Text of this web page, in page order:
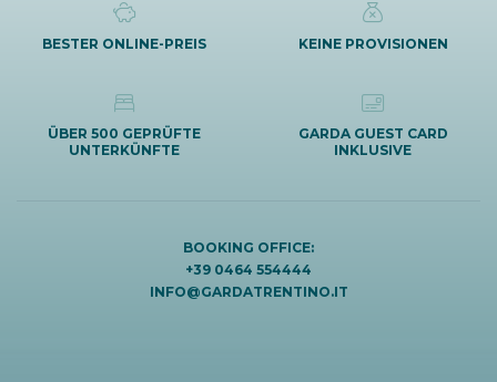
BESTER ONLINE-PREIS KEINE PROVISIONEN
ÜBER 500 GEPRÜFTE
UNTERKÜNFTE
GARDA GUEST CARD
INKLUSIVE
BOOKING OFFICE:
+39 0464 554444
INFO@GARDATRENTINO.IT